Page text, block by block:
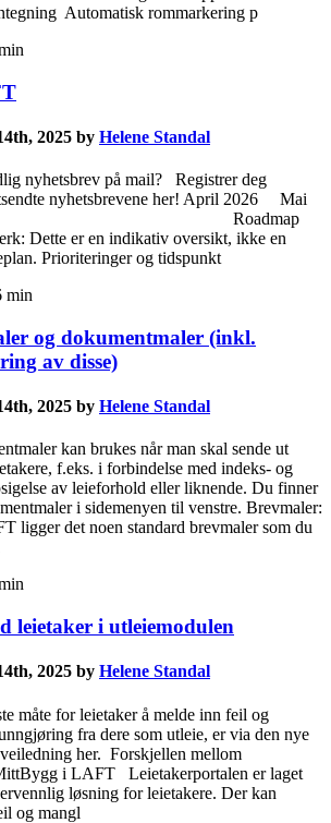
Automatisk rommarkering p
2025 by Helene Standal
nyhetsbrev på mail? Registrer deg
nyhetsbrevene her! April 2026 Mai
2026 Roadmap
Dette er en indikativ oversikt, ikke en
Prioriteringer og tidspunkt
min
og dokumentmaler (inkl.
av disse)
2025 by Helene Standal
kan brukes når man skal sende ut
f.eks. i forbindelse med indeks- og
av leieforhold eller liknende. Du finner
i sidemenyen til venstre. Brevmaler:
ligger det noen standard brevmaler som du
leietaker i utleiemodulen
2025 by Helene Standal
måte for leietaker å melde inn feil og
fra dere som utleie, er via den nye
her. Forskjellen mellom
i LAFT Leietakerportalen er laget
løsning for leietakere. Der kan
og mangl